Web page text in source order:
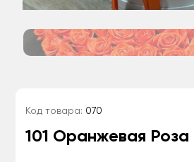
Код товара: 070
101 Оранжевая Роза